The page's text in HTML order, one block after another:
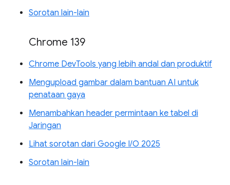
Sorotan lain-lain
Chrome 139
Chrome DevTools yang lebih andal dan produktif
Mengupload gambar dalam bantuan AI untuk
penataan gaya
Menambahkan header permintaan ke tabel di
Jaringan
Lihat sorotan dari Google I/O 2025
Sorotan lain-lain